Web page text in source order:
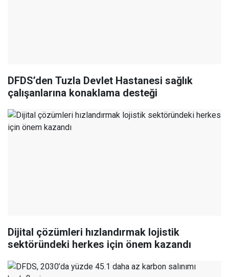
DFDS’den Tuzla Devlet Hastanesi sağlık
çalışanlarına konaklama desteği
Dijital çözümleri hızlandırmak lojistik
sektöründeki herkes için önem kazandı